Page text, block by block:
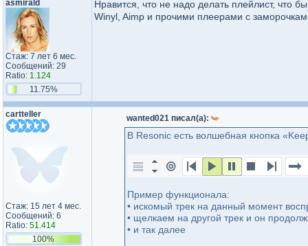
asmirald
Стаж: 7 лет 6 мес.
Сообщений: 29
Ratio: 1.124
11.75%
Нравится, что не надо делать плейлист, что
Winyl, Aimp и прочими плеерами с
cartteller
Стаж: 15 лет 4 мес.
Сообщений: 6
Ratio: 51.414
100%
wanted021 писал(а):
В Resonic есть волшебная кнопка
Пример функционала:
• искомый трек на данный момент
• щелкаем на другой трек и он
• и так далее